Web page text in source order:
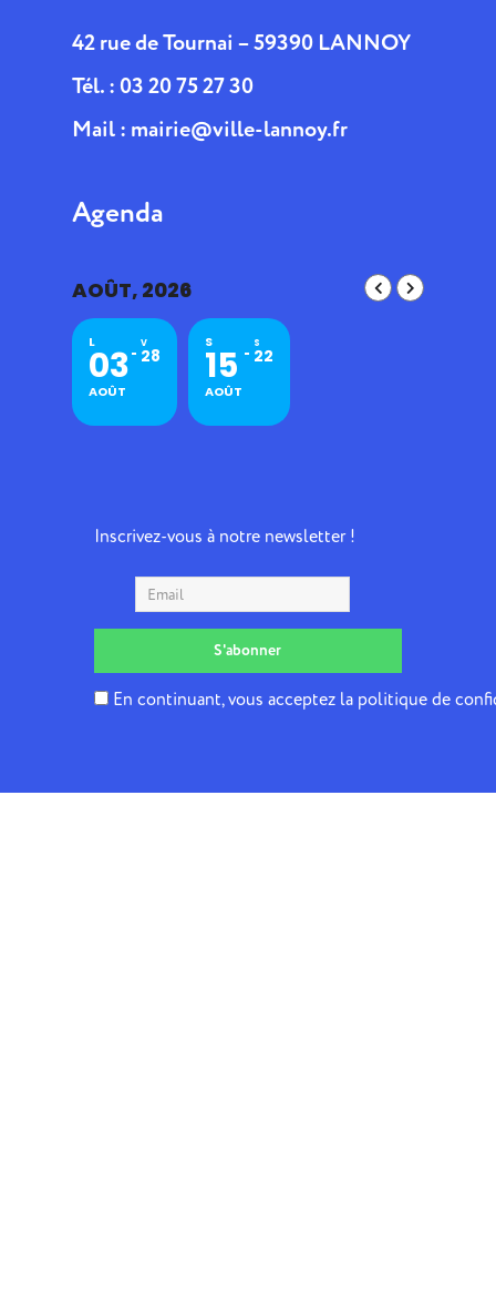
42 rue de Tournai – 59390 LANNOY
Tél. : 03 20 75 27 30
Mail : mairie@ville-lannoy.fr
Agenda
AOÛT, 2026
L
03
AOÛT
V
28
S
15
AOÛT
S
22
Inscrivez-vous à notre newsletter !
En continuant, vous acceptez la politique de